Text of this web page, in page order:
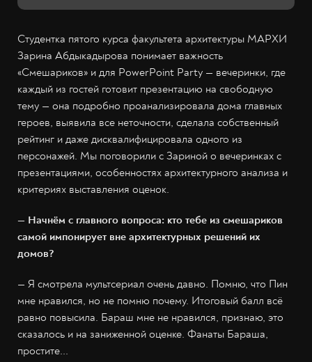
Студентка пятого курса факультета архитектуры МАРХИ
Зарина Абдыкадырова понимает важность
«Смешариков» и для PowerPoint Party — вечеринки, где
каждый из гостей готовит презентацию на свободную
тему — она подробно проанализировала дома главных
героев, выявила все неточности, сделала собственный
рейтинг и даже дисквалифицировала одного из
персонажей. Мы поговорили с Зариной о вечеринках с
презентациями, особенностях архитектурного анализа и
критериях выставления оценок.
— Начнём с главного вопроса: кто тебе из смешариков
самой импонирует вне архитектурных решений их
домов?
— Я смотрела мультсериал очень давно. Помню, что Пин
мне нравился, но не помню почему. Итоговый балл всё
равно повысила. Бараш мне не нравился, признаю, это
сказалось и на заниженной оценке. Фанаты Бараша,
простите...